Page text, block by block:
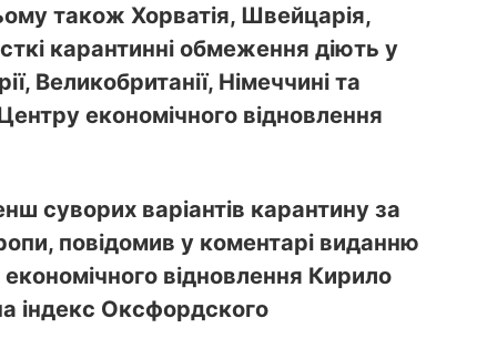
також Хорватія, Швейцарія,
карантинні обмеження діють у
Великобританії, Німеччині та
економічного відновлення
суворих варіантів карантину за
, повідомив у коментарі виданню
відновлення Кирило
індекс Оксфордского